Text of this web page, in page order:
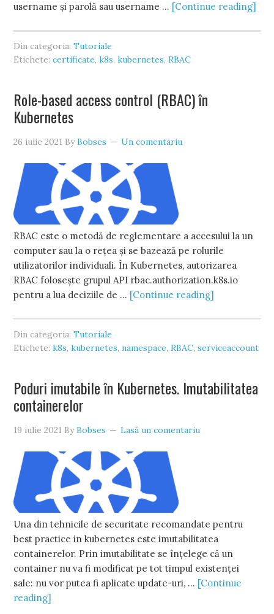
username și parolă sau username … [Continue reading]
Din categoria:Tutoriale
Etichete:certificate,k8s,kubernetes,RBAC
Role-based access control (RBAC) în
Kubernetes
26 iulie 2021 ByBobses Un comentariu
RBAC este o metodă de reglementare a accesului la un
computer sau la o rețea și se bazează pe rolurile
utilizatorilor individuali. În Kubernetes, autorizarea
RBAC folosește grupul API rbac.authorization.k8s.io
pentru a lua deciziile de … [Continue reading]
Din categoria:Tutoriale
Etichete:k8s,kubernetes,namespace,RBAC,serviceaccount
Poduri imutabile în Kubernetes. Imutabilitatea
containerelor
19 iulie 2021 ByBobses Lasă un comentariu
Una din tehnicile de securitate recomandate pentru
best practice in kubernetes este imutabilitatea
containerelor. Prin imutabilitate se înțelege că un
container nu va fi modificat pe tot timpul existenței
sale: nu vor putea fi aplicate update-uri, … [Continue
reading]